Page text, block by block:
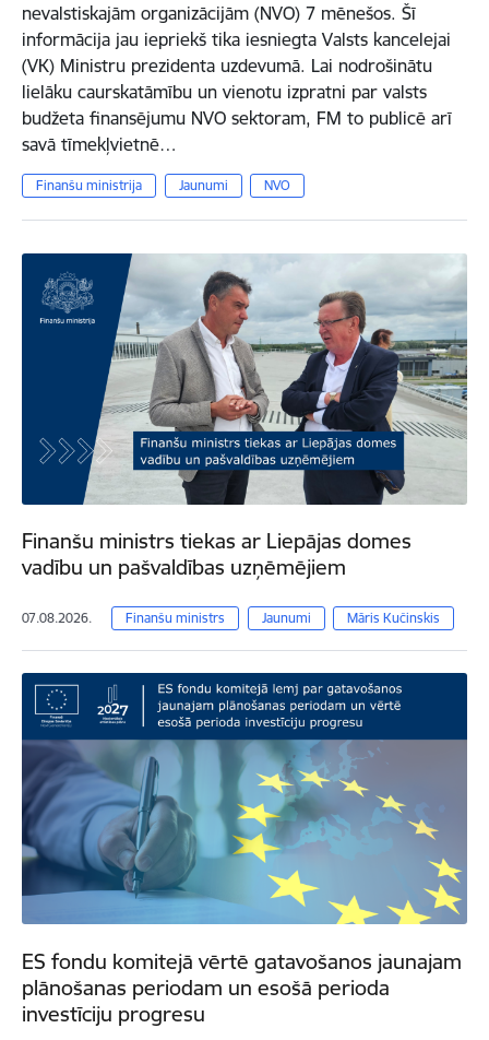
nevalstiskajām organizācijām (NVO) 7 mēnešos. Šī
informācija jau iepriekš tika iesniegta Valsts kancelejai
(VK) Ministru prezidenta uzdevumā. Lai nodrošinātu
lielāku caurskatāmību un vienotu izpratni par valsts
budžeta finansējumu NVO sektoram, FM to publicē arī
savā tīmekļvietnē…
Finanšu ministrija Jaunumi NVO
Finanšu ministrs tiekas ar Liepājas domes
vadību un pašvaldības uzņēmējiem
07.08.2026. Finanšu ministrs Jaunumi Māris Kučinskis
ES fondu komitejā vērtē gatavošanos jaunajam
plānošanas periodam un esošā perioda
investīciju progresu